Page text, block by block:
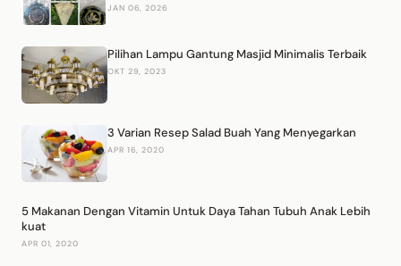
JAN 06, 2026
Pilihan Lampu Gantung Masjid Minimalis Terbaik
OKT 29, 2023
3 Varian Resep Salad Buah Yang Menyegarkan
APR 16, 2020
5 Makanan Dengan Vitamin Untuk Daya Tahan Tubuh Anak Lebih
kuat
APR 01, 2020